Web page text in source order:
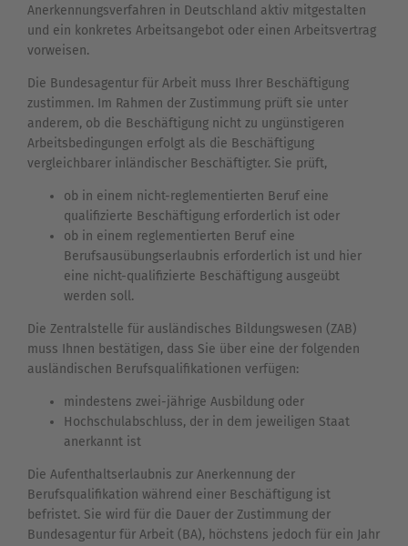
Anerkennungsverfahren in Deutschland aktiv mitgestalten
und ein konkretes Arbeitsangebot oder einen Arbeitsvertrag
vorweisen.
Die Bundesagentur für Arbeit muss Ihrer Beschäftigung
zustimmen. Im Rahmen der Zustimmung prüft sie unter
anderem, ob die Beschäftigung nicht zu ungünstigeren
Arbeitsbedingungen erfolgt als die Beschäftigung
vergleichbarer inländischer Beschäftigter. Sie prüft,
ob in einem nicht-reglementierten Beruf eine
qualifizierte Beschäftigung erforderlich ist oder
ob in einem reglementierten Beruf eine
Berufsausübungserlaubnis erforderlich ist und hier
eine nicht-qualifizierte Beschäftigung ausgeübt
werden soll.
Die Zentralstelle für ausländisches Bildungswesen (ZAB)
muss Ihnen bestätigen, dass Sie über eine der folgenden
ausländischen Berufsqualifikationen verfügen:
mindestens zwei-jährige Ausbildung oder
Hochschulabschluss, der in dem jeweiligen Staat
anerkannt ist
Die Aufenthaltserlaubnis zur Anerkennung der
Berufsqualifikation während einer Beschäftigung ist
befristet. Sie wird für die Dauer der Zustimmung der
Bundesagentur für Arbeit (BA), höchstens jedoch für ein Jahr